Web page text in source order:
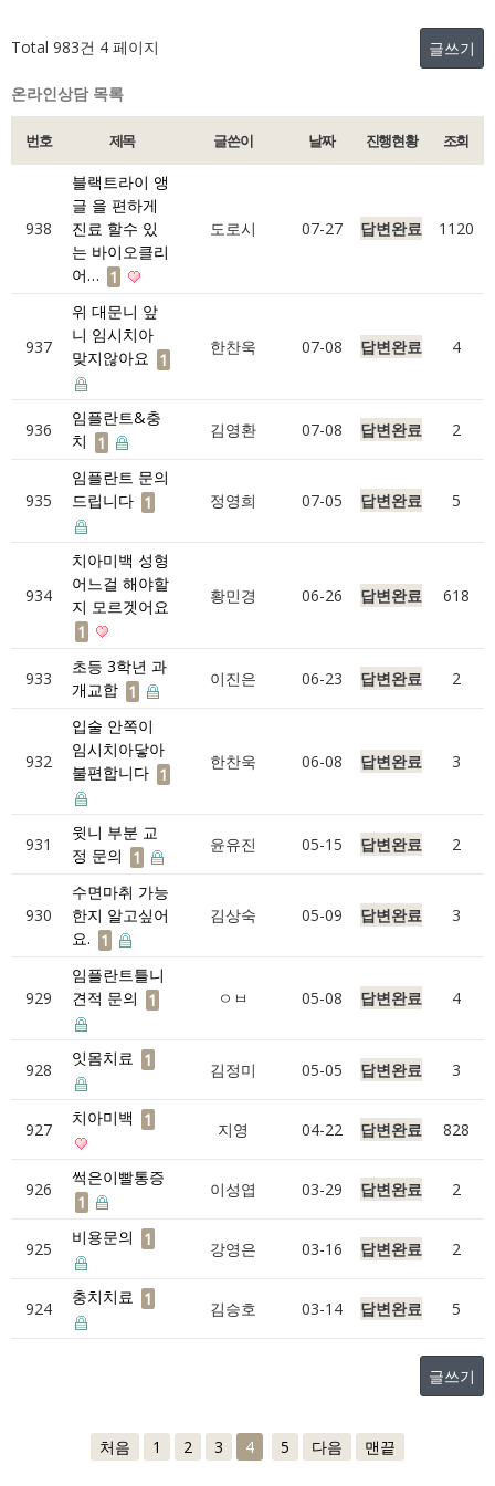
Total 983건 4 페이지 글쓰기
온라인상담 목록
번호 제목 글쓴이 날짜 진행현황 조회
938
블랙트라이 앵
글 을 편하게
진료 할수 있
는 바이오클리
어… 1
도로시 07-27 답변완료 1120
937
위 대문니 앞
니 임시치아
맞지않아요 1
한찬욱 07-08 답변완료 4
936
임플란트&충
치
1
김영환 07-08 답변완료 2
935
임플란트 문의
드립니다 1 정영희 07-05 답변완료 5
934
치아미백 성형
어느걸 해야할
지 모르겟어요
1
황민경 06-26 답변완료 618
933
초등 3학년 과
개교합 1
이진은 06-23 답변완료 2
932
입술 안쪽이
임시치아닿아
불편합니다 1
한찬욱 06-08 답변완료 3
931
윗니 부분 교
정 문의
1
윤유진 05-15 답변완료 2
930
수면마취 가능
한지 알고싶어
요. 1
김상숙 05-09 답변완료 3
929
임플란트틀니
견적 문의
1 ㅇㅂ 05-08 답변완료 4
928
잇몸치료 1 김정미 05-05 답변완료 3
927
치아미백 1 지영 04-22 답변완료 828
926
썩은이빨통증
1
이성엽 03-29 답변완료 2
925
비용문의 1 강영은 03-16 답변완료 2
924
충치치료 1 김승호 03-14 답변완료 5
글쓰기
처음 1 2 3 4 5 다음 맨끝